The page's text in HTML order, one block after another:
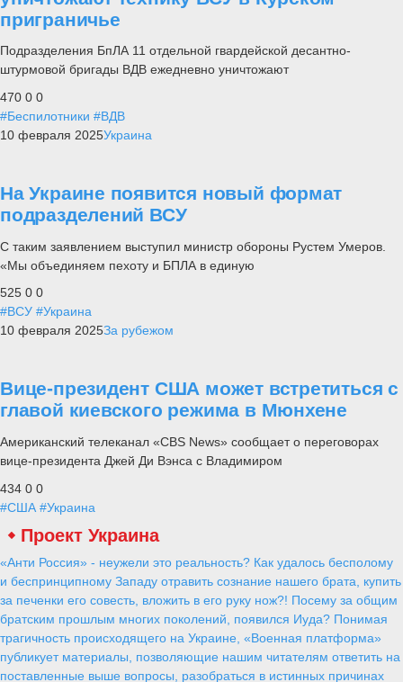
приграничье
Подразделения БпЛА 11 отдельной гвардейской десантно-
штурмовой бригады ВДВ ежедневно уничтожают
470 0 0
#Беспилотники #ВДВ
10 февраля 2025Украина
На Украине появится новый формат
подразделений ВСУ
С таким заявлением выступил министр обороны Рустем Умеров.
«Мы объединяем пехоту и БПЛА в единую
525 0 0
#ВСУ #Украина
10 февраля 2025За рубежом
Вице-президент США может встретиться с
главой киевского режима в Мюнхене
Американский телеканал «CBS News» сообщает о переговорах
вице-президента Джей Ди Вэнса с Владимиром
434 0 0
#США #Украина
Проект Украина
«Анти Россия» - неужели это реальность? Как удалось бесполому
и беспринципному Западу отравить сознание нашего брата, купить
за печенки его совесть, вложить в его руку нож?! Посему за общим
братским прошлым многих поколений, появился Иуда? Понимая
трагичность происходящего на Украине, «Военная платформа»
публикует материалы, позволяющие нашим читателям ответить на
поставленные выше вопросы, разобраться в истинных причинах